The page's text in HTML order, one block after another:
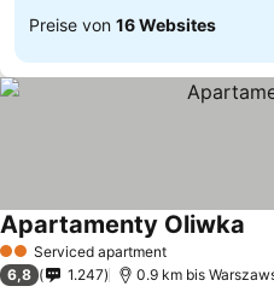
Preise von 16 Websites
2 SterneServiced apartment
Apartamenty Oliwka
6,8 1.247 0.9 km bis